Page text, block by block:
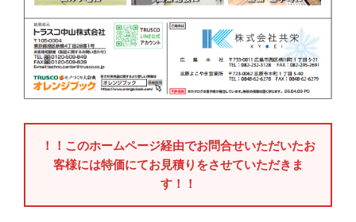
！！このホームページ経由でお問合せいただいたお
客様には特価にてお見積りをさせていただきま
す！！